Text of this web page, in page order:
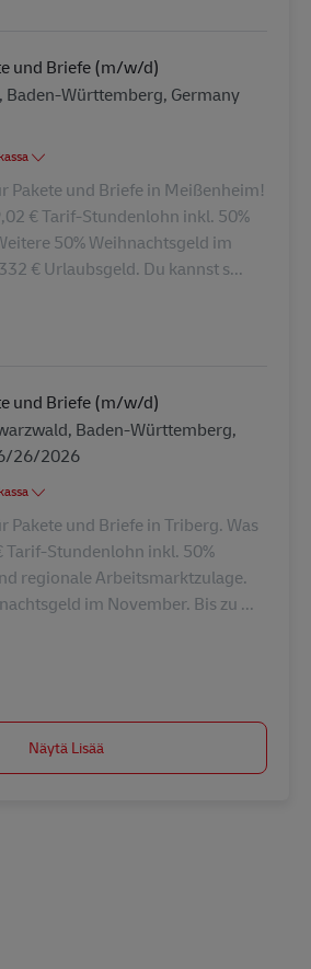
und Briefe (m/w/d)
Baden-Württemberg, Germany
2 luokassa
Pakete und Briefe in Meißenheim!
€ Tarif-Stundenlohn inkl. 50%
50% Weihnachtsgeld im
€ Urlaubsgeld. Du kannst s...
und Briefe (m/w/d)
Baden-Württemberg,
Date
26/2026
2 luokassa
Pakete und Briefe in Triberg. Was
Stundenlohn inkl. 50%
regionale Arbeitsmarktzulage.
im November. Bis zu ...
Näytä Lisää